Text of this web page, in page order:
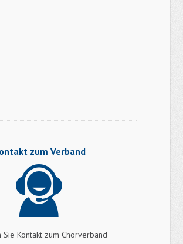
zum Verband
Sie Kontakt zum Chorverband